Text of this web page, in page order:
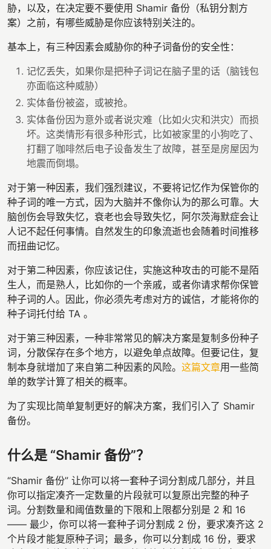
胁，以及，在决定要不要使用 Shamir 备份（私钥分割方
案）之前，有哪些威胁是你应该特别关注的。
基本上，有三种因素会威胁你的种子词备份的安全性：
记忆丢失，如果你是把种子词记在脑子里的话（脑钱包
亦面临这种威胁）
实体备份被盗，或被抢。
实体备份因为意外或者说灾难（比如火灾和洪灾）而损
坏。这类情形有很多种形式，比如被家里的小狗吃了、
打翻了咖啡然后电子设备发生了故障，甚至是房屋因为
地震而倒塌。
对于第一种因素，我们强烈建议，不要将记忆作为保管你的
种子词的唯一方式，因为大脑并不像你认为的那么可靠。大
脑创伤会导致失忆，衰老也会导致失忆，阿尔茨海默症会让
人记不起任何事情。自然发生的印象流逝也会随着时间推移
而扭曲记忆。
对于第二种因素，你应该记住，实施这种攻击的可能不是陌
生人，而是熟人，比如你的一个亲戚，或者你请求帮你保管
种子词的人。因此，你必须先考虑对方的诚信，才能将你的
种子词托付给 TA 。
对于第三种因素，一种非常常见的解决方案是复制多份种子
词，分散保存在多个地方，以避免单点故障。但要记住，复
制本身就增加了来自第二种因素的风险。 这篇文章用一些简
单的数学计算了相关的概率。
为了实现比简单复制更好的解决方案，我们引入了 Shamir
备份。
什么是 “Shamir 备份”？
“Shamir 备份” 让你可以将一套种子词分割成几部分，并且
你可以指定凑齐一定数量的片段就可以复原出完整的种子
词。分割数量和阈值数量的下限和上限都分别是 2 和 16
—— 最少，你可以将一套种子词分割成 2 份，要求凑齐这 2
个片段才能复原种子词；最多，你可以分割成 16 份，要求